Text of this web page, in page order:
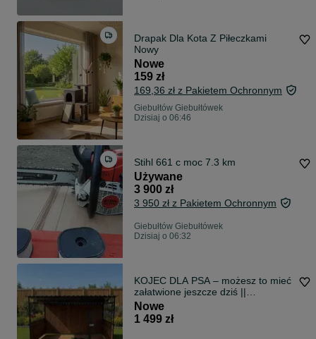
Drapak Dla Kota Z Piłeczkami
Nowy
Nowe
159 zł
169,36 zł z Pakietem Ochronnym
Giebułtów Giebułtówek
Dzisiaj o 06:46
Stihl 661 c moc 7.3 km
Używane
3 900 zł
3 950 zł z Pakietem Ochronnym
Giebułtów Giebułtówek
Dzisiaj o 06:32
KOJEC DLA PSA – możesz to mieć
załatwione jeszcze dziś ||
TRANSPORT MONTAŻ GRATIS
CAŁA POLSKA
Nowe
1 499 zł